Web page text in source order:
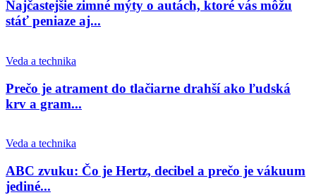
Najčastejšie zimné mýty o autách, ktoré vás môžu
stáť peniaze aj...
Veda a technika
Prečo je atrament do tlačiarne drahší ako ľudská
krv a gram...
Veda a technika
ABC zvuku: Čo je Hertz, decibel a prečo je vákuum
jediné...